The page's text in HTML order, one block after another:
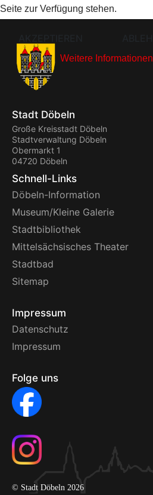
Stadt Döbeln
Große Kreisstadt Döbeln
Stadtverwaltung Döbeln
Obermarkt 1
04720 Döbeln
Schnell-Links
Döbeln-Information
Museum/Kleine Galerie
Stadtbibliothek
Mittelsächsisches Theater
Stadtbad
Sitemap
Impressum
Datenschutz
Impressum
Folge uns
© Stadt Döbeln 2026
Seite zur Verfügung stehen.
Weitere Informationen